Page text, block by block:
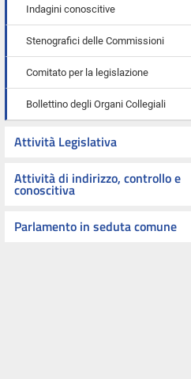
Indagini conoscitive
Stenografici delle Commissioni
Comitato per la legislazione
Bollettino degli Organi Collegiali
Attività Legislativa
Attività di indirizzo, controllo e
conoscitiva
Parlamento in seduta comune